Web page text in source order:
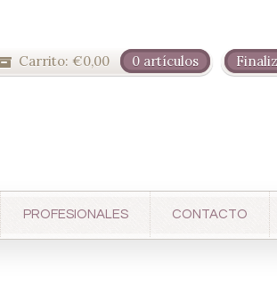
Carrito: €0,00 0 artículos
PROFESIONALES CONTACTO